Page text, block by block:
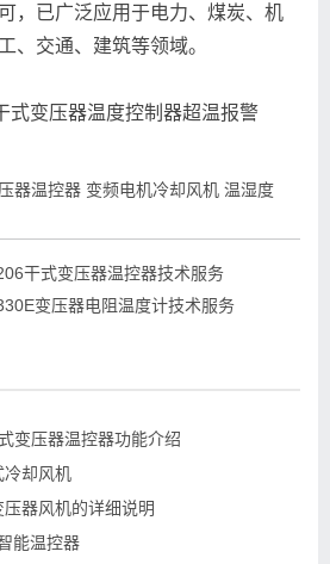
，已广泛应用于电力、煤炭、机
、交通、建筑等领域。
式变压器温度控制器超温报警
器温控器 变频电机冷却风机 温湿度
干式变压器温控器技术服务
变压器电阻温度计技术服务
变压器温控器功能介绍
却风机
器风机的详细说明
能温控器